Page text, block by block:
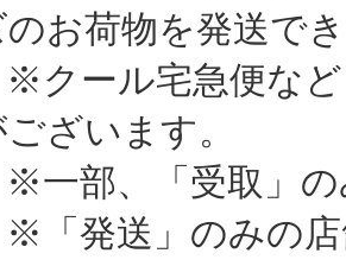
のお荷物を発送で
ール宅急便など
ざいます。
部、「受取」の
発送」のみの店